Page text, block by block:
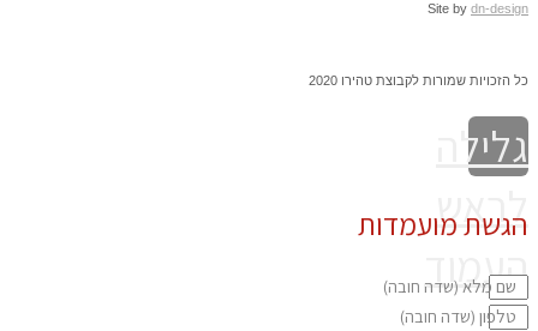
Site bydn-
הזכויות שמורות לקבוצת טהירו 2020
מועמדות
שם מלא
טלפון